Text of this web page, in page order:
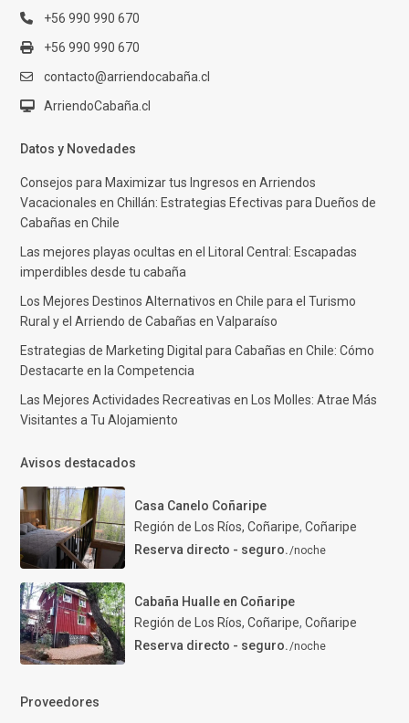
+56 990 990 670
+56 990 990 670
contacto@arriendocabaña.cl
ArriendoCabaña.cl
Datos y Novedades
Consejos para Maximizar tus Ingresos en Arriendos
Vacacionales en Chillán: Estrategias Efectivas para Dueños de
Cabañas en Chile
Las mejores playas ocultas en el Litoral Central: Escapadas
imperdibles desde tu cabaña
Los Mejores Destinos Alternativos en Chile para el Turismo
Rural y el Arriendo de Cabañas en Valparaíso
Estrategias de Marketing Digital para Cabañas en Chile: Cómo
Destacarte en la Competencia
Las Mejores Actividades Recreativas en Los Molles: Atrae Más
Visitantes a Tu Alojamiento
Avisos destacados
Casa Canelo Coñaripe
Región de Los Ríos, Coñaripe, Coñaripe
Reserva directo - seguro./noche
Cabaña Hualle en Coñaripe
Región de Los Ríos, Coñaripe, Coñaripe
Reserva directo - seguro./noche
Proveedores